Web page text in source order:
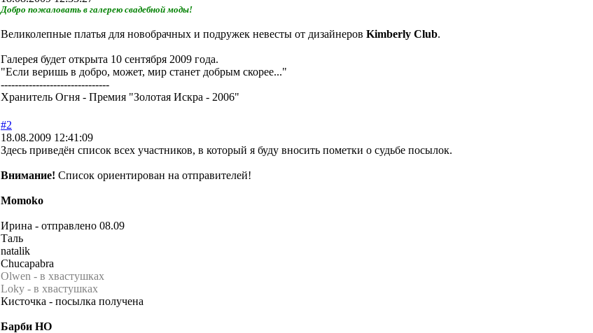
Добро пожаловать в галерею свадебной моды!
Великолепные платья для новобрачных и подружек невесты от дизайнеров Kimberly Club.
Галерея будет открыта 10 сентября 2009 года.
"Если веришь в добро, может, мир станет добрым скорее..."
-------------------------------
Хранитель Огня - Премия "Золотая Искра - 2006"
#2
18.08.2009 12:41:09
Здесь приведён список всех участников, в который я буду вносить пометки о судьбе посылок.
Внимание! Список ориентирован на отправителей!
Momoko
Ирина - отправлено 08.09
Таль
natalik
Chucapabra
Olwen - в хвастушках
Loky - в хвастушках
Кисточка - посылка получена
Барби НО